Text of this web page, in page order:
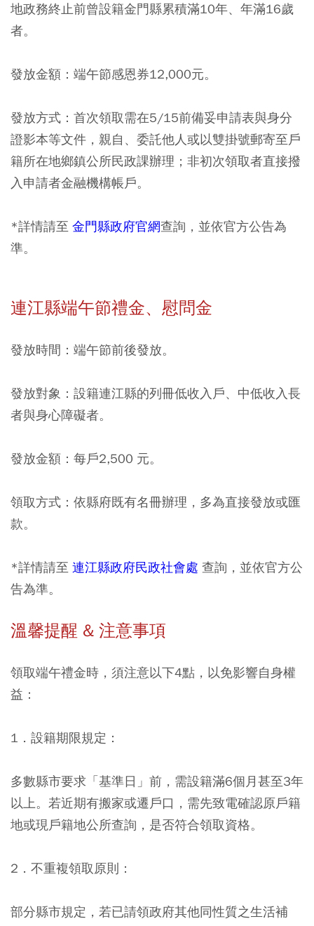
地政務終止前曾設籍金門縣累積滿10年、年滿16歲
者。
發放金額：端午節感恩券12,000元。
發放方式：首次領取需在5/15前備妥申請表與身分
證影本等文件，親自、委託他人或以雙掛號郵寄至戶
籍所在地鄉鎮公所民政課辦理；非初次領取者直接撥
入申請者金融機構帳戶。
*詳情請至 金門縣政府官網查詢，並依官方公告為
準。
連江縣端午節禮金、慰問金
發放時間：端午節前後發放。
發放對象：設籍連江縣的列冊低收入戶、中低收入長
者與身心障礙者。
發放金額：每戶2,500 元。
領取方式：依縣府既有名冊辦理，多為直接發放或匯
款。
*詳情請至 連江縣政府民政社會處 查詢，並依官方公
告為準。
溫馨提醒 & 注意事項
領取端午禮金時，須注意以下4點，以免影響自身權
益：
1．設籍期限規定：
多數縣市要求「基準日」前，需設籍滿6個月甚至3年
以上。若近期有搬家或遷戶口，需先致電確認原戶籍
地或現戶籍地公所查詢，是否符合領取資格。
2．不重複領取原則：
部分縣市規定，若已請領政府其他同性質之生活補